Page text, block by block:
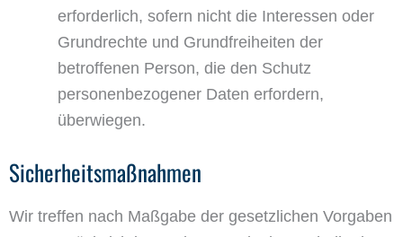
erforderlich, sofern nicht die Interessen oder
Grundrechte und Grundfreiheiten der
betroffenen Person, die den Schutz
personenbezogener Daten erfordern,
überwiegen.
Sicherheitsmaßnahmen
Wir treffen nach Maßgabe der gesetzlichen Vorgaben